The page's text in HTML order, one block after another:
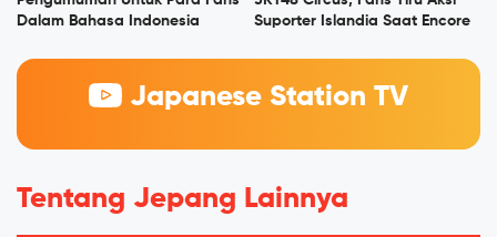
Dalam Bahasa Indonesia
Suporter Islandia Saat Encore
Japanese Station TV
Tentang Jepang Lainnya